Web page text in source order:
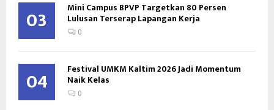
03 Mini Campus BPVP Targetkan 80 Persen
Lulusan Terserap Lapangan Kerja
0
04 Festival UMKM Kaltim 2026 Jadi Momentum
Naik Kelas
0